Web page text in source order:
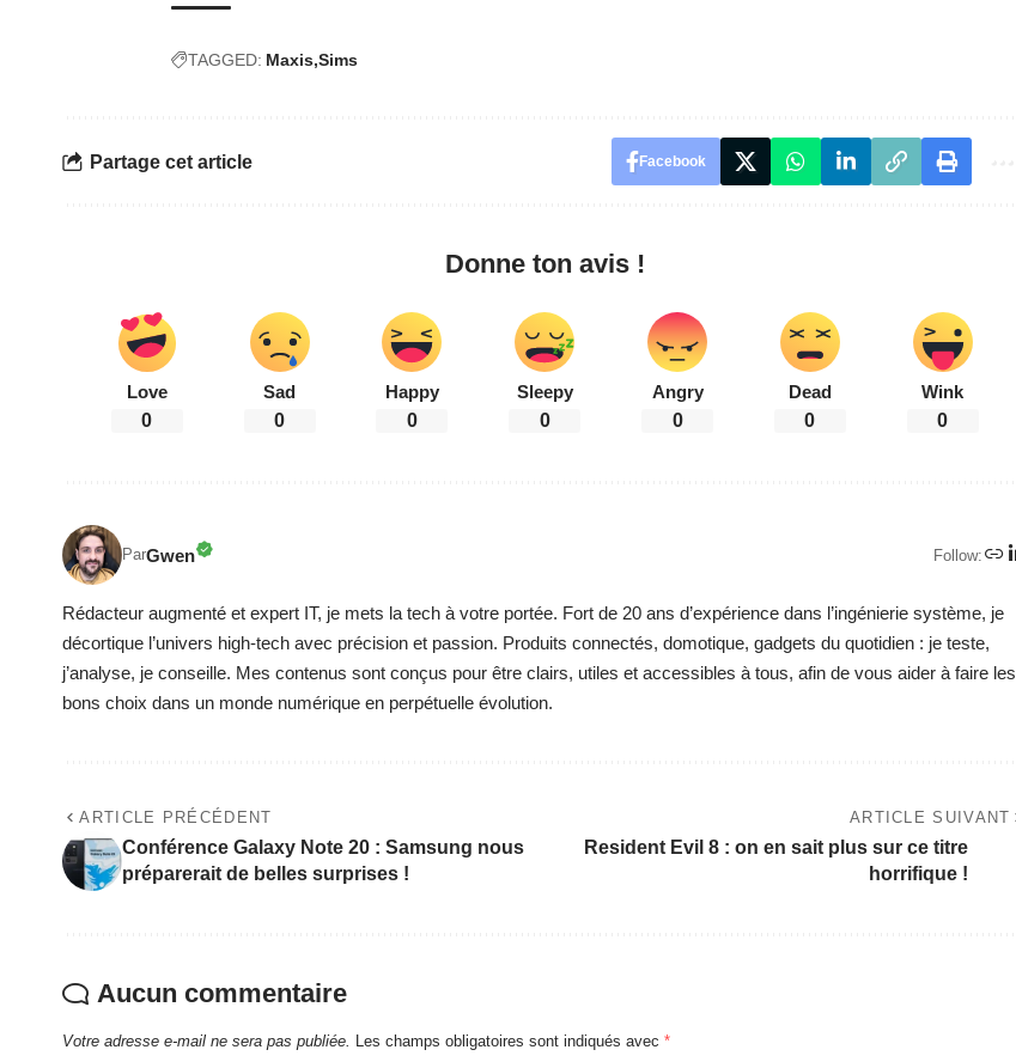
TAGGED: Maxis Sims
Partage cet article Facebook
Donne ton avis !
Love
0
Sad
0
Happy
0
Sleepy
0
Angry
0
Dead
0
Wink
0
ParGwen Follow:
Rédacteur augmenté et expert IT, je mets la tech à votre portée. Fort de 20 ans d’expérience dans l’ingénierie système, je
décortique l’univers high-tech avec précision et passion. Produits connectés, domotique, gadgets du quotidien : je teste,
j’analyse, je conseille. Mes contenus sont conçus pour être clairs, utiles et accessibles à tous, afin de vous aider à faire les
bons choix dans un monde numérique en perpétuelle évolution.
ARTICLE PRÉCÉDENT
Conférence Galaxy Note 20 : Samsung nous
préparerait de belles surprises !
ARTICLE SUIVANT
Resident Evil 8 : on en sait plus sur ce titre
horrifique !
Aucun commentaire
Votre adresse e-mail ne sera pas publiée. Les champs obligatoires sont indiqués avec *